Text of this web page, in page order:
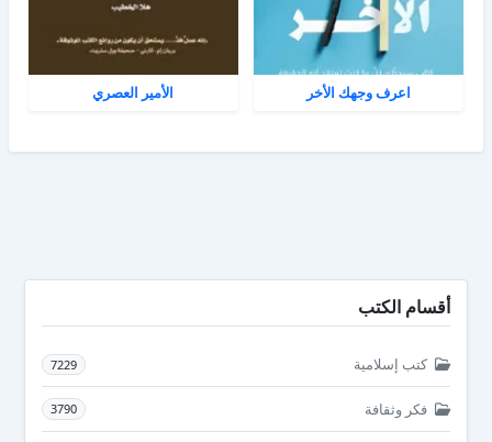
اعرف وجهك الأخر الأمير العصري
أقسام الكتب
كتب إسلامية 7229
فكر وثقافة 3790